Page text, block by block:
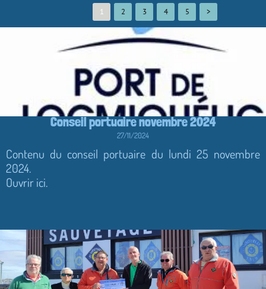
1 2 3 4 5 >
Conseil portuaire novembre 2024
27/11/2024
Contenu du conseil portuaire du lundi 25 novembre
2024.
Ouvrir ici.